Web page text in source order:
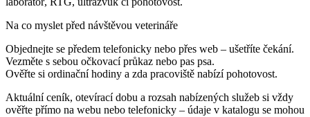
Na co myslet před návštěvou veterináře
Objednejte se předem telefonicky nebo přes web – ušetříte čekání.
Vezměte s sebou očkovací průkaz nebo pas psa.
Ověřte si ordinační hodiny a zda pracoviště nabízí pohotovost.
Aktuální ceník, otevírací dobu a rozsah nabízených služeb si vždy
ověřte přímo na webu nebo telefonicky – údaje v katalogu se mohou